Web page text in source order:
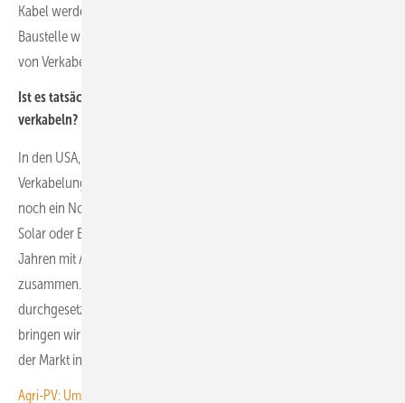
Kabel werden nicht mehr wie bisher vor Ort zugeschnitten, auf der
Baustelle wird nicht mehr gecrimpt. Damit minimieren wir das Risiko
von Verkabelungsfehlern und Leistungsverlusten der Anlage.
Ist es tatsächlich noch Praxis, große Solarparks manuell zu
verkabeln?
In den USA, Kanada oder Australien ist Plug & Play bei der
Verkabelung von Solarparks mittlerweile Standard. In Europa ist das
noch ein Novum. Zwar arbeiten namhafte Unternehmen wie First
Solar oder Belectric auf dem europäischen Markt schon seit einigen
Jahren mit Anbietern vorgefertigter Verkabelungslösungen
zusammen. Aber die Technologie hat sich hierzulande nicht
durchgesetzt und ist wieder in der Versenkung verschwunden. Jetzt
bringen wir die in den USA perfektionierte Lösung nach Europa, wo
der Markt inzwischen danach verlangt.
Agri-PV: Umweltkartierung vor dem Bauantrag durchführen